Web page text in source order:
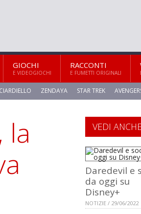
GIOCHI
E VIDEOGIOCHI
RACCONTI
E FUMETTI ORIGINALI
ZENDAYA STAR TREK
la
VEDI ANCHE
Daredevil e
da oggi su
Disney+
NOTIZIE / 29/06/2022